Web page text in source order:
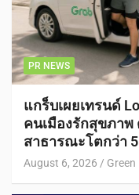
PR NEWS
แกร็บเผยเทรนด์
คนเมืองรักสุขภาพ
สาธารณะโตกว่า 5
August 6, 2026